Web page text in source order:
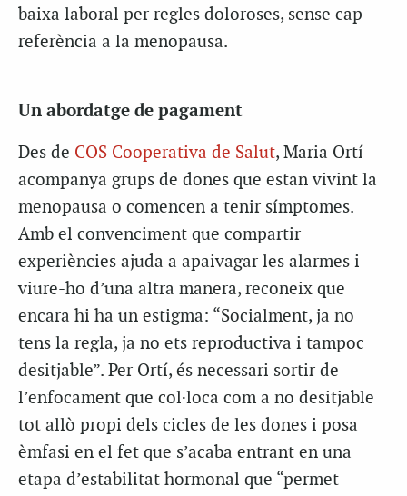
baixa laboral per regles doloroses, sense cap
referència a la menopausa.
Un abordatge de pagament
Des de COS Cooperativa de Salut, Maria Ortí
acompanya grups de dones que estan vivint la
menopausa o comencen a tenir símptomes.
Amb el convenciment que compartir
experiències ajuda a apaivagar les alarmes i
viure-ho d’una altra manera, reconeix que
encara hi ha un estigma: “Socialment, ja no
tens la regla, ja no ets reproductiva i tampoc
desitjable”. Per Ortí, és necessari sortir de
l’enfocament que col·loca com a no desitjable
tot allò propi dels cicles de les dones i posa
èmfasi en el fet que s’acaba entrant en una
etapa d’estabilitat hormonal que “permet